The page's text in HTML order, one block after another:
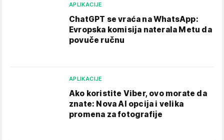
APLIKACIJE
ChatGPT se vraća na WhatsApp:
Evropska komisija naterala Metu da
povuče ručnu
APLIKACIJE
Ako koristite Viber, ovo morate da
znate: Nova AI opcija i velika
promena za fotografije